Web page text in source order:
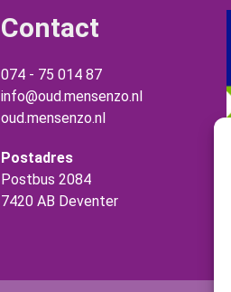
Contact
074 - 75 014 87
info@oud.mensenzo.nl
oud.mensenzo.nl
Postadres
Postbus 2084
7420 AB Deventer